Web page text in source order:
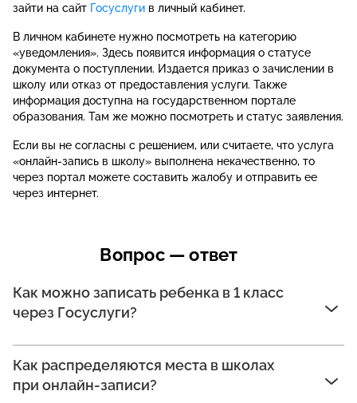
зайти на сайт Госуслуги в личный кабинет.
В личном кабинете нужно посмотреть на категорию
«уведомления». Здесь появится информация о статусе
документа о поступлении. Издается приказ о зачислении в
школу или отказ от предоставления услуги. Также
информация доступна на государственном портале
образования. Там же можно посмотреть и статус заявления.
Если вы не согласны с решением, или считаете, что услуга
«онлайн-запись в школу» выполнена некачественно, то
через портал можете составить жалобу и отправить ее
через интернет.
Вопрос — ответ
Как можно записать ребенка в 1 класс
через Госуслуги?
Как распределяются места в школах
при онлайн-записи?